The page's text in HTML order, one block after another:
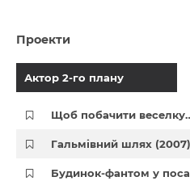
Проекти
Актор 2-го плану
Щоб побачити
Гальмівний шлях
Будинок-фантом у